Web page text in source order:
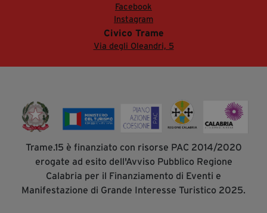
Facebook
Instagram
Civico Trame
Via degli Oleandri, 5
Trame.15 è finanziato con risorse PAC 2014/2020
erogate ad esito dell'Avviso Pubblico Regione
Calabria per il Finanziamento di Eventi e
Manifestazione di Grande Interesse Turistico 2025.